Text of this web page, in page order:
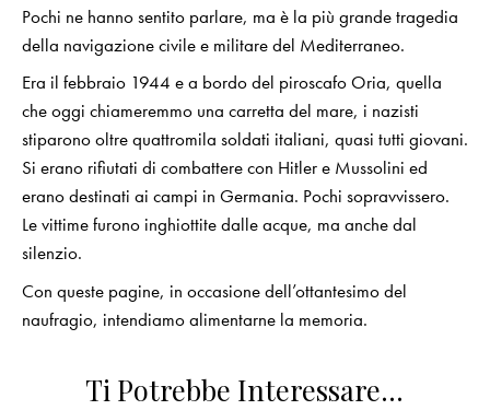
Pochi ne hanno sentito parlare, ma è la più grande tragedia
della navigazione civile e militare del Mediterraneo.
Era il febbraio 1944 e a bordo del piroscafo Oria, quella
che oggi chiameremmo una carretta del mare, i nazisti
stiparono oltre quattromila soldati italiani, quasi tutti giovani.
Si erano rifiutati di combattere con Hitler e Mussolini ed
erano destinati ai campi in Germania. Pochi sopravvissero.
Le vittime furono inghiottite dalle acque, ma anche dal
silenzio.
Con queste pagine, in occasione dell’ottantesimo del
naufragio, intendiamo alimentarne la memoria.
Ti Potrebbe Interessare…